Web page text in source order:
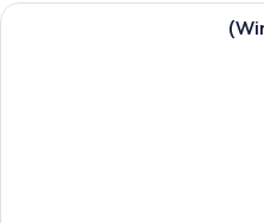
أغطية فراش متميزة وميني بار وخزنة